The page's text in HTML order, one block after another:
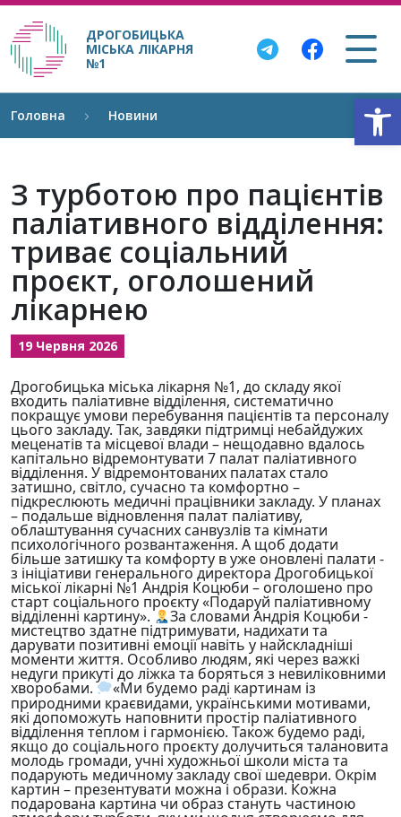
ДРОГОБИЦЬКА
МІСЬКА ЛІКАРНЯ
№1
Головна Новини
З турботою про пацієнтів
паліативного відділення:
триває соціальний
проєкт, оголошений
лікарнею
19 Червня 2026
Дрогобицька міська лікарня №1, до складу якої
входить паліативне відділення, систематично
покращує умови перебування пацієнтів та персоналу
цього закладу. Так, завдяки підтримці небайдужих
меценатів та місцевої влади – нещодавно вдалось
капітально відремонтувати 7 палат паліативного
відділення. У відремонтованих палатах стало
затишно, світло, сучасно та комфортно –
підкреслюють медичні працівники закладу. У планах
– подальше відновлення палат паліативу,
облаштування сучасних санвузлів та кімнати
психологічного розвантаження. А щоб додати
більше затишку та комфорту в уже оновлені палати -
з ініціативи генерального директора Дрогобицької
міської лікарні №1 Андрія Коцюби – оголошено про
старт соціального проєкту «Подаруй паліативному
відділенні картину». За словами Андрія Коцюби -
мистецтво здатне підтримувати, надихати та
дарувати позитивні емоції навіть у найскладніші
моменти життя. Особливо людям, які через важкі
недуги прикуті до ліжка та боряться з невиліковними
хворобами. «Ми будемо раді картинам із
природними краєвидами, українськими мотивами,
які допоможуть наповнити простір паліативного
відділення теплом і гармонією. Також будемо раді,
якщо до соціального проєкту долучиться талановита
молодь громади, учні художньої школи міста та
подарують медичному закладу свої шедеври. Окрім
картин – презентувати можна і образи. Кожна
подарована картина чи образ стануть частиною